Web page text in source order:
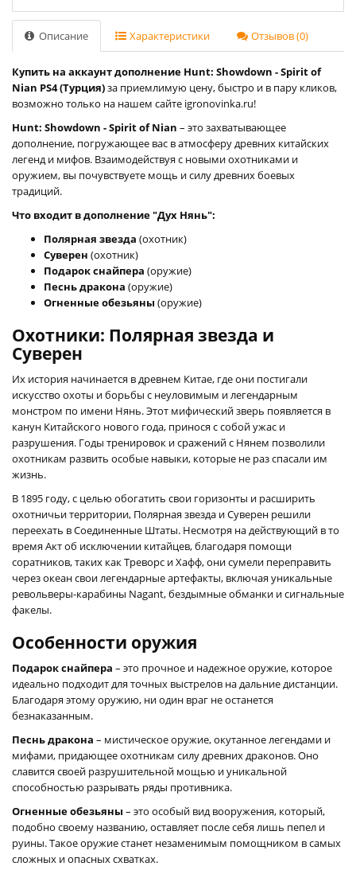
Описание Характеристики Отзывов (0)
Купить на аккаунт дополнение Hunt: Showdown - Spirit of
Nian PS4 (Турция)за приемлимую цену, быстро и в пару кликов,
возможно только на нашем сайте igronovinka.ru!
Hunt: Showdown - Spirit of Nian – это захватывающее
дополнение, погружающее вас в атмосферу древних китайских
легенд и мифов. Взаимодействуя с новыми охотниками и
оружием, вы почувствуете мощь и силу древних боевых
традиций.
Что входит в дополнение "Дух Нянь":
Полярная звезда (охотник)
Суверен (охотник)
Подарок снайпера (оружие)
Песнь дракона (оружие)
Огненные обезьяны (оружие)
Охотники: Полярная звезда и
Суверен
Их история начинается в древнем Китае, где они постигали
искусство охоты и борьбы с неуловимым и легендарным
монстром по имени Нянь. Этот мифический зверь появляется в
канун Китайского нового года, принося с собой ужас и
разрушения. Годы тренировок и сражений с Нянем позволили
охотникам развить особые навыки, которые не раз спасали им
жизнь.
В 1895 году, с целью обогатить свои горизонты и расширить
охотничьи территории, Полярная звезда и Суверен решили
переехать в Соединенные Штаты. Несмотря на действующий в то
время Акт об исключении китайцев, благодаря помощи
соратников, таких как Треворс и Хафф, они сумели переправить
через океан свои легендарные артефакты, включая уникальные
револьверы-карабины Nagant, бездымные обманки и сигнальные
факелы.
Особенности оружия
Подарок снайпера – это прочное и надежное оружие, которое
идеально подходит для точных выстрелов на дальние дистанции.
Благодаря этому оружию, ни один враг не останется
безнаказанным.
Песнь дракона – мистическое оружие, окутанное легендами и
мифами, придающее охотникам силу древних драконов. Оно
славится своей разрушительной мощью и уникальной
способностью разрывать ряды противника.
Огненные обезьяны – это особый вид вооружения, который,
подобно своему названию, оставляет после себя лишь пепел и
руины. Такое оружие станет незаменимым помощником в самых
сложных и опасных схватках.